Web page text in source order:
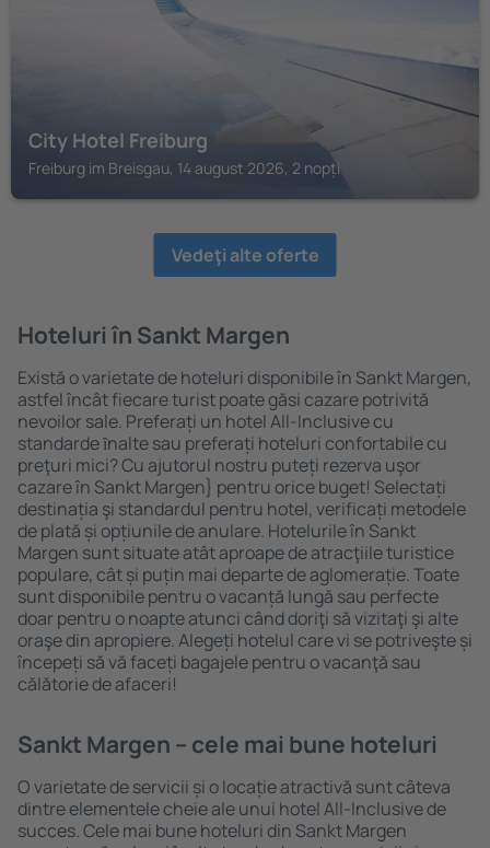
City Hotel Freiburg
Freiburg im Breisgau, 14 august 2026, 2 nopți
Vedeţi alte oferte
Hoteluri în Sankt Margen
Există o varietate de hoteluri disponibile în Sankt Margen,
astfel încât fiecare turist poate găsi cazare potrivită
nevoilor sale. Preferați un hotel All-Inclusive cu
standarde ȋnalte sau preferați hoteluri confortabile cu
preţuri mici? Cu ajutorul nostru puteți rezerva uşor
cazare în Sankt Margen} pentru orice buget! Selectați
destinația şi standardul pentru hotel, verificați metodele
de plată și opțiunile de anulare. Hotelurile în Sankt
Margen sunt situate atât aproape de atracţiile turistice
populare, cât și puțin mai departe de aglomerație. Toate
sunt disponibile pentru o vacanță lungă sau perfecte
doar pentru o noapte atunci când doriţi să vizitaţi şi alte
oraşe din apropiere. Alegeți hotelul care vi se potriveşte și
începeți să vă faceți bagajele pentru o vacanţă sau
călătorie de afaceri!
Sankt Margen – cele mai bune hoteluri
O varietate de servicii și o locație atractivă sunt câteva
dintre elementele cheie ale unui hotel All-Inclusive de
succes. Cele mai bune hoteluri din Sankt Margen